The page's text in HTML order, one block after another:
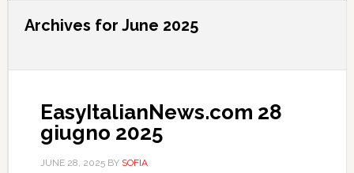
Archives for June 2025
EasyItalianNews.com 28
giugno 2025
JUNE 28, 2025BY SOFIA